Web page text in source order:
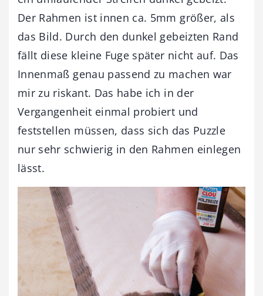
Der Rahmen ist innen ca. 5mm größer, als
das Bild. Durch den dunkel gebeizten Rand
fällt diese kleine Fuge später nicht auf. Das
Innenmaß genau passend zu machen war
mir zu riskant. Das habe ich in der
Vergangenheit einmal probiert und
feststellen müssen, dass sich das Puzzle
nur sehr schwierig in den Rahmen einlegen
lässt.